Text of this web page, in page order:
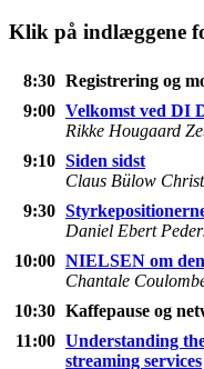
Klik på indlæggene
8:30 Registrering og
9:00 Velkomst ved DI
Rikke Hougaard
9:10 Siden sidst
Claus Bülow
9:30
Daniel Ebert
10:00 NIELSEN om
Chantale
10:30 Kaffepause og
11:00 Understanding
streaming services